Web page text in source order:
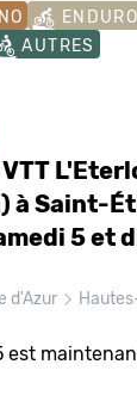
ENDURO
AUTRES
à Saint-
5 et
d'Azur
est